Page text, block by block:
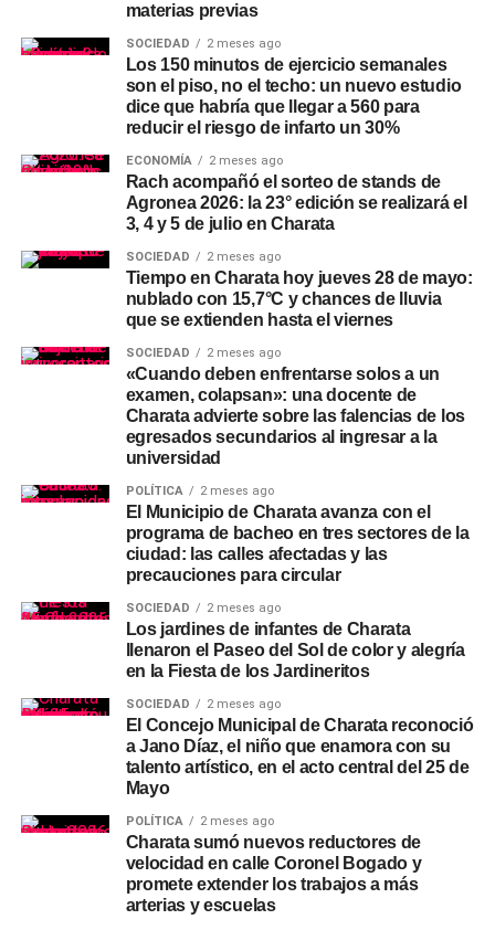
materias previas
SOCIEDAD 2 meses ago
Los 150 minutos de ejercicio semanales
son el piso, no el techo: un nuevo estudio
dice que habría que llegar a 560 para
reducir el riesgo de infarto un 30%
ECONOMÍA 2 meses ago
Rach acompañó el sorteo de stands de
Agronea 2026: la 23° edición se realizará el
3, 4 y 5 de julio en Charata
SOCIEDAD 2 meses ago
Tiempo en Charata hoy jueves 28 de mayo:
nublado con 15,7°C y chances de lluvia
que se extienden hasta el viernes
SOCIEDAD 2 meses ago
«Cuando deben enfrentarse solos a un
examen, colapsan»: una docente de
Charata advierte sobre las falencias de los
egresados secundarios al ingresar a la
universidad
POLÍTICA 2 meses ago
El Municipio de Charata avanza con el
programa de bacheo en tres sectores de la
ciudad: las calles afectadas y las
precauciones para circular
SOCIEDAD 2 meses ago
Los jardines de infantes de Charata
llenaron el Paseo del Sol de color y alegría
en la Fiesta de los Jardineritos
SOCIEDAD 2 meses ago
El Concejo Municipal de Charata reconoció
a Jano Díaz, el niño que enamora con su
talento artístico, en el acto central del 25 de
Mayo
POLÍTICA 2 meses ago
Charata sumó nuevos reductores de
velocidad en calle Coronel Bogado y
promete extender los trabajos a más
arterias y escuelas